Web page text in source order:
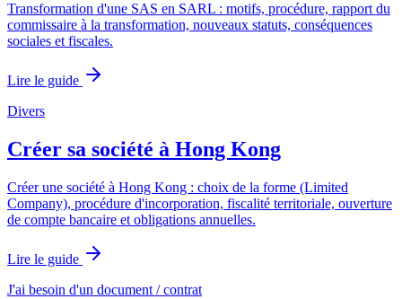
Transformation d'une SAS en SARL : motifs, procédure, rapport du
commissaire à la transformation, nouveaux statuts, conséquences
sociales et fiscales.
Lire le guide
Divers
Créer sa société à Hong Kong
Créer une société à Hong Kong : choix de la forme (Limited
Company), procédure d'incorporation, fiscalité territoriale, ouverture
de compte bancaire et obligations annuelles.
Lire le guide
J'ai besoin d'un document / contrat